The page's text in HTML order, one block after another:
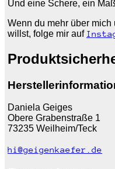
Und eine Schere, ein
Wenn du mehr über
willst, folge mir auf
Daniela Geiges
Obere Grabenstraße 1
73235 Weilheim/Teck
hi@geigenkaefer.de